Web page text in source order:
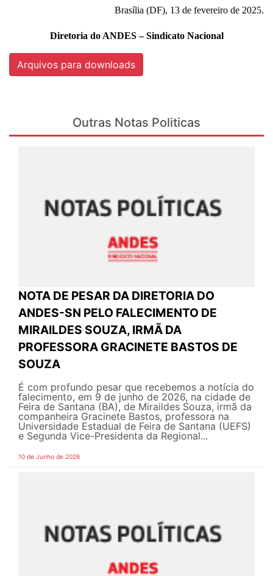
Brasília (DF), 13 de fevereiro de 2025.
Diretoria do ANDES – Sindicato Nacional
Arquivos para downloads
Outras Notas Politicas
NOTA DE PESAR DA DIRETORIA DO
ANDES-SN PELO FALECIMENTO DE
MIRAILDES SOUZA, IRMÃ DA
PROFESSORA GRACINETE BASTOS DE
SOUZA
É com profundo pesar que recebemos a notícia do
falecimento, em 9 de junho de 2026, na cidade de
Feira de Santana (BA), de Miraildes Souza, irmã da
companheira Gracinete Bastos, professora na
Universidade Estadual de Feira de Santana (UEFS)
e Segunda Vice-Presidenta da Regional...
10 de Junho de 2026